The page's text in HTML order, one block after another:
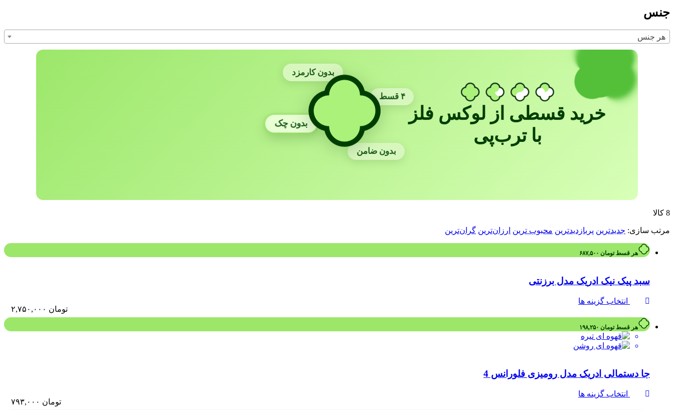
زرین
سام ست
سناتور
سینماز
شنیا
کادین
هارمونی
هوفیلوس
ویپ
یونیک
جنس
هر جنس
خرید قسطی از لوکس فلز
با ترب‌پی
بدون کارمزد
۴ قسط
بدون چک
بدون ضامن
8 کالا
مرتب‌ سازی: جدیدترین پربازدیدترین محبوب ترین ارزان‌ترین گران‌ترین
هر قسطتومان
سبد پیک نیک ادریک مدل برزنتی
تومان
انتخاب گزینه ها
هر قسطتومان
جا دستمالی ادریک مدل رومیزی فلورانس 4
تومان
انتخاب گزینه ها